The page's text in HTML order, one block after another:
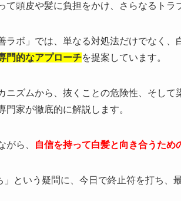
て頭皮や髪に負担をかけ、さらなるトラ
ラボ」では、単なる対処法だけでなく、
門的なアプローチを提案しています。
ニズムから、抜くことの危険性、そし
門家が徹底的に解説します。
がら、 自信を持って白髪と向き合うため
」という疑問に、今日で終止符を打ち、